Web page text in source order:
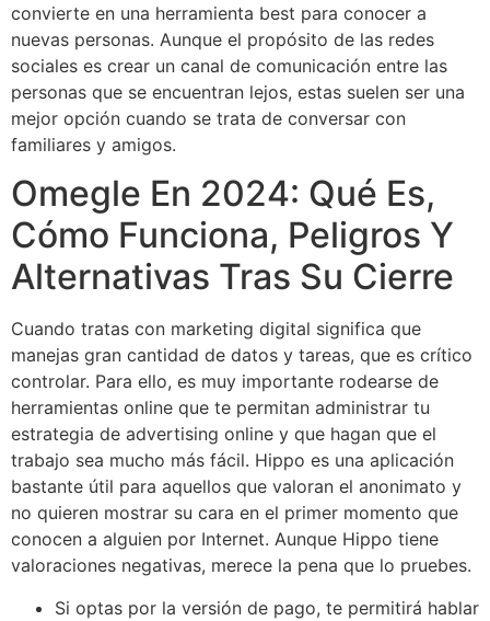
convierte en una herramienta best para conocer a
nuevas personas. Aunque el propósito de las redes
sociales es crear un canal de comunicación entre las
personas que se encuentran lejos, estas suelen ser una
mejor opción cuando se trata de conversar con
familiares y amigos.
Omegle En 2024: Qué Es,
Cómo Funciona, Peligros Y
Alternativas Tras Su Cierre
Cuando tratas con marketing digital significa que
manejas gran cantidad de datos y tareas, que es crítico
controlar. Para ello, es muy importante rodearse de
herramientas online que te permitan administrar tu
estrategia de advertising online y que hagan que el
trabajo sea mucho más fácil. Hippo es una aplicación
bastante útil para aquellos que valoran el anonimato y
no quieren mostrar su cara en el primer momento que
conocen a alguien por Internet. Aunque Hippo tiene
valoraciones negativas, merece la pena que lo pruebes.
Si optas por la versión de pago, te permitirá hablar